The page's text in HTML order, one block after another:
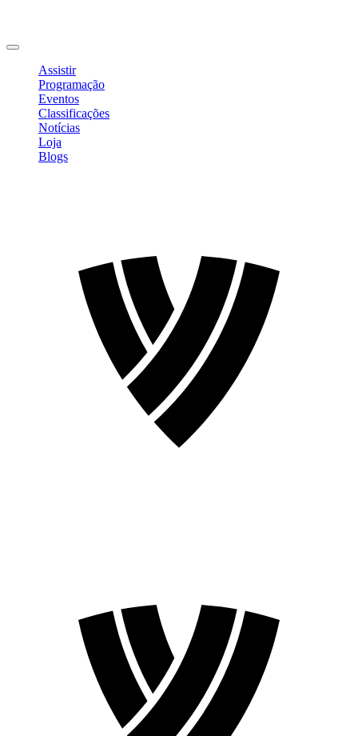
Assistir
Programação
Eventos
Classificações
Notícias
Loja
Blogs